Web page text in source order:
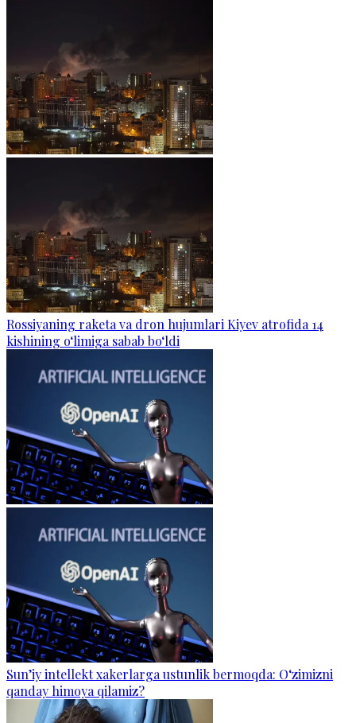
Rossiyaning raketa va dron hujumlari Kiyev atrofida 14
kishining o‘limiga sabab bo‘ldi
Sun’iy intellekt xakerlarga ustunlik bermoqda: O‘zimizni
qanday himoya qilamiz?